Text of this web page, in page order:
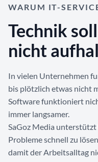
WARUM IT-
Technik
nicht
In vielen Unternehmen
bis plötzlich etwas nicht
Software funktioniert
immer langsamer.
SaGoz Media
Probleme schnell zu
damit der Arbeitsalltag